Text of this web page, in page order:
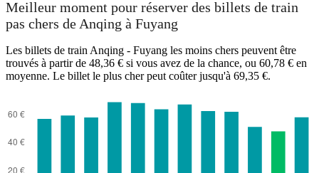
Meilleur moment pour réserver des billets de train
pas chers de Anqing à Fuyang
Les billets de train Anqing - Fuyang les moins chers peuvent être
trouvés à partir de 48,36 € si vous avez de la chance, ou 60,78 € en
moyenne. Le billet le plus cher peut coûter jusqu'à 69,35 €.